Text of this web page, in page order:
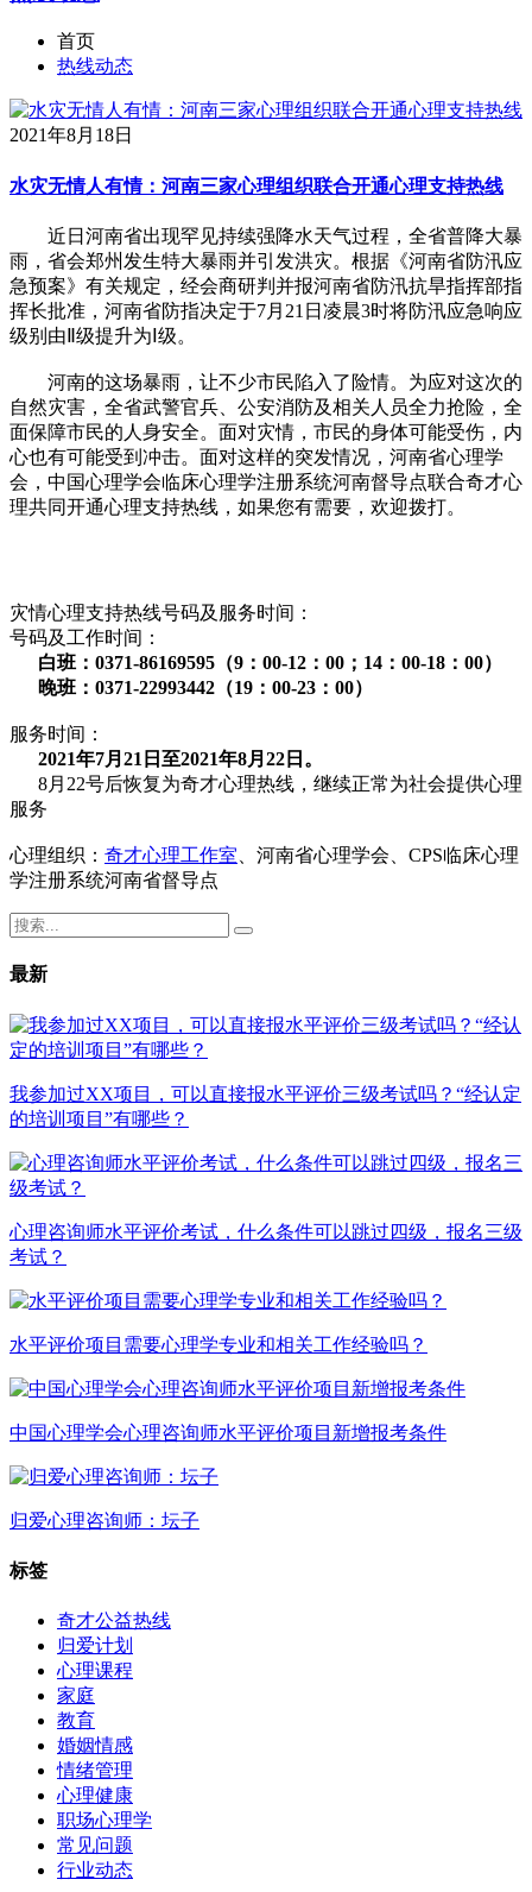
首页
热线动态
2021年8月18日
水灾无情人有情：河南三家心理组织联合开通心理支持热线
近日河南省出现罕见持续强降水天气过程，全省普降大暴
雨，省会郑州发生特大暴雨并引发洪灾。根据《河南省防汛应
急预案》有关规定，经会商研判并报河南省防汛抗旱指挥部指
挥长批准，河南省防指决定于7月21日凌晨3时将防汛应急响应
级别由Ⅱ级提升为Ⅰ级。
河南的这场暴雨，让不少市民陷入了险情。为应对这次的
自然灾害，全省武警官兵、公安消防及相关人员全力抢险，全
面保障市民的人身安全。面对灾情，市民的身体可能受伤，内
心也有可能受到冲击。面对这样的突发情况，河南省心理学
会，中国心理学会临床心理学注册系统河南督导点联合奇才心
理共同开通心理支持热线，如果您有需要，欢迎拨打。
灾情心理支持热线号码及服务时间：
号码及工作时间：
白班：0371-86169595（9：00-12：00；14：00-18：00）
晚班：0371-22993442（19：00-23：00）
服务时间：
2021年7月21日至2021年8月22日。
8月22号后恢复为奇才心理热线，继续正常为社会提供心理
服务
心理组织： 奇才心理工作室 、河南省心理学会、CPS临床心理
学注册系统河南省督导点
最新
我参加过XX项目，可以直接报水平评价三级考试吗？“经认定
的培训项目”有哪些？
心理咨询师水平评价考试，什么条件可以跳过四级，报名三级
考试？
水平评价项目需要心理学专业和相关工作经验吗？
中国心理学会心理咨询师水平评价项目新增报考条件
归爱心理咨询师：坛子
标签
奇才公益热线
归爱计划
心理课程
家庭
教育
婚姻情感
情绪管理
心理健康
职场心理学
常见问题
行业动态